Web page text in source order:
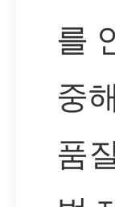
를
중
품